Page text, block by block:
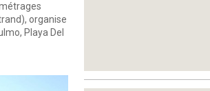
organise
Playa Del